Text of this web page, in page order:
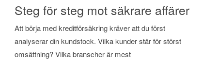
Steg för steg mot säkrare affärer
Att börja med kreditförsäkring kräver att du först
analyserar din kundstock. Vilka kunder står för störst
omsättning? Vilka branscher är mest